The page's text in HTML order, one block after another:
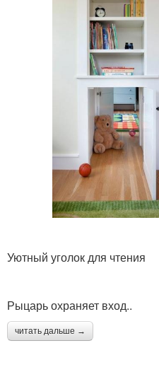
Уютный уголок для чтения
Рыцарь охраняет вход..
читать дальше →